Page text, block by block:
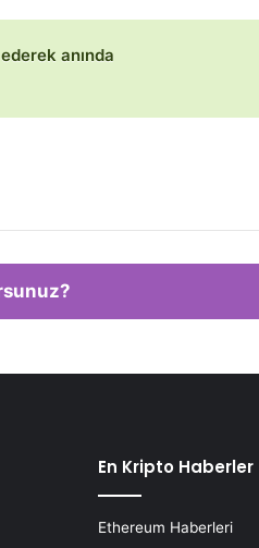
anında
En Kripto Haberler
Ethereum Haberleri